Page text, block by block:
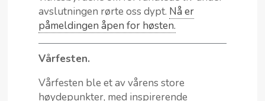
avslutningen rørte oss dypt. Nå er
påmeldingen åpen for høsten.
Vårfesten.
Vårfesten ble et av vårens store
høydepunkter, med inspirerende